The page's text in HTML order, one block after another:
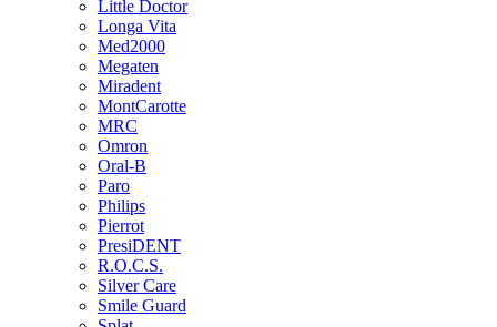
Little Doctor
Longa Vita
Med2000
Megaten
Miradent
MontCarotte
MRC
Omron
Oral-B
Paro
Philips
Pierrot
PresiDENT
R.O.C.S.
Silver Care
Smile Guard